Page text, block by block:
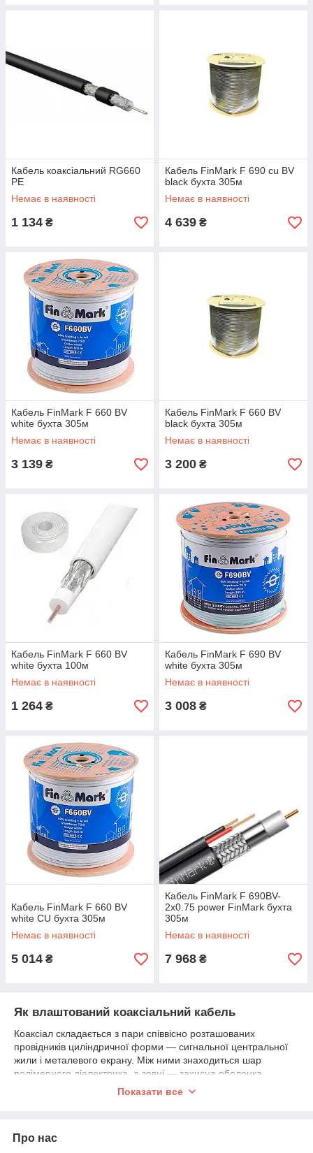
Кабель коаксіальний RG660
PE
Немає в наявності
1 134 ₴
Кабель FinMark F 690 cu BV
black бухта 305м
Немає в наявності
4 639 ₴
Кабель FinMark F 660 BV
white бухта 305м
Немає в наявності
3 139 ₴
Кабель FinMark F 660 BV
black бухта 305м
Немає в наявності
3 200 ₴
Кабель FinMark F 660 BV
white бухта 100м
Немає в наявності
1 264 ₴
Кабель FinMark F 690 BV
white бухта 305м
Немає в наявності
3 008 ₴
Кабель FinMark F 660 BV
white CU бухта 305м
Немає в наявності
5 014 ₴
Кабель FinMark F 690BV-
2x0.75 power FinMark бухта
305м
Немає в наявності
7 968 ₴
Як влаштований коаксіальний кабель
Коаксіал складається з пари співвісно розташованих
провідників циліндричної форми — сигнальної центральної
жили і металевого екрану. Між ними знаходиться шар
полімерного діелектрика, а зовні — захисна оболонка.
Кожен елемент коаксіального кабелю виконує певну функцію:
або обмідненої сталі/алюмінію (CCS/CCA).
Показати все
Про нас